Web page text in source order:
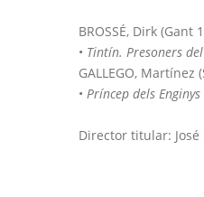
BROSSÉ, Dirk (Gant
• Tintín. Presoners
GALLEGO, Martínez
• Príncep dels Enginys
Director titular: